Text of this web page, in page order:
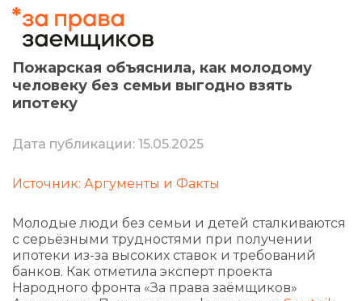
Пожарская объяснила, как молодому
человеку без семьи выгодно взять
ипотеку
Дата публикации: 15.05.2025
Источник: Аргументы и Факты
Молодые люди без семьи и детей сталкиваются
с серьёзными трудностями при получении
ипотеки из-за высоких ставок и требований
банков. Как отметила эксперт проекта
Народного фронта «За права заёмщиков»